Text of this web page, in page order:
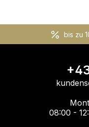
bis zu
08:00 -